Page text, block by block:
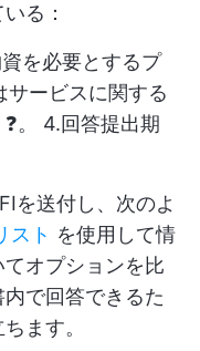
る：
を必要とするプ
サービスに関する
。 4.回答提出期
を送付し、次のよ
スト を使用して情
オプションを比
で回答できるた
ます。